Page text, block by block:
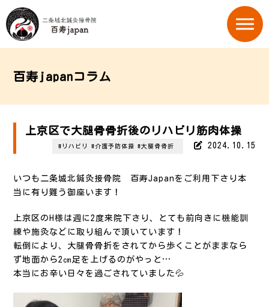
百寿japanコラム
上京区で大腿骨骨折後のリハビリ筋肉体操
#リハビリ #介護予防体操 #大腿骨骨折 2024.10.15
いつも二条城北鍼灸接骨院 百寿Japanをご利用下さり本
当に有り難う御座います！
上京区のH様は週に2度来院下さり、とても前向きに機能訓
練や施灸などに取り組んで頂いています！
転倒により、大腿骨骨折をされてから歩くことがままなら
ず地面から2㎝足を上げるのがやっと…
本当にお辛い日々を過ごされていました💦